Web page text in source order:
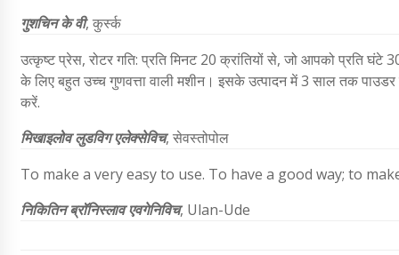
गुशचिन के वी, कुर्स्क
उत्कृष्ट प्रेस, रोटर गति: प्रति मिनट 20 क्रांतियों से, जो आपको प्रति
के लिए बहुत उच्च गुणवत्ता वाली मशीन। इसके उत्पादन में 3 साल तक
करें.
मिखाइलोव लुडविग एलेक्सेविच, सेवस्तोपोल
To make a very easy to use. To have a good way; to
निकितिन ब्रॉनिस्लाव एवगेनिविच, Ulan-Ude